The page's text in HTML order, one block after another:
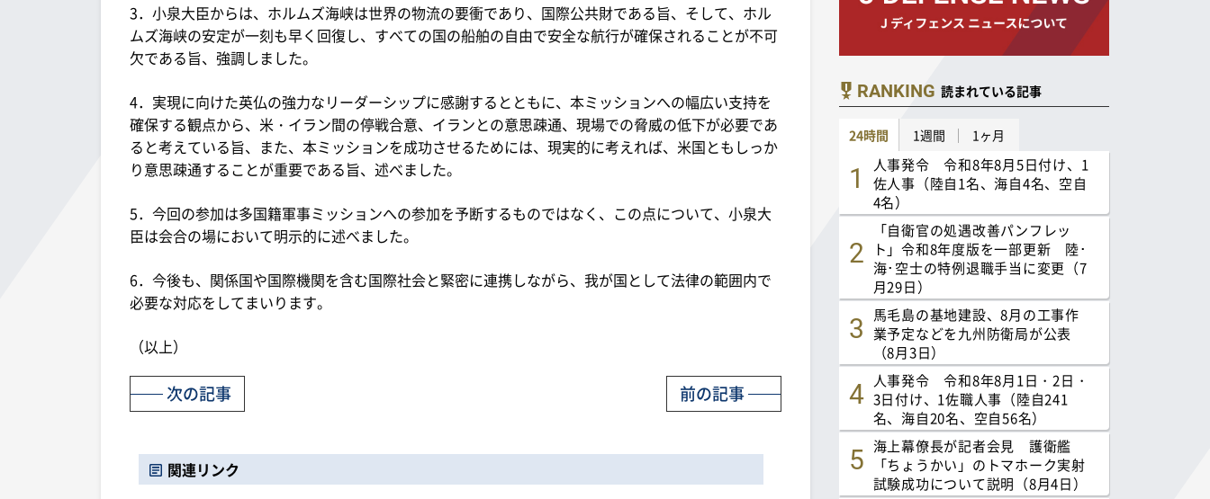
3．小泉大臣からは、ホルムズ海峡は世界の物流の要衝であり、国際公共財である旨、そして、ホル
ムズ海峡の安定が一刻も早く回復し、すべての国の船舶の自由で安全な航行が確保されることが不可
欠である旨、強調しました。
4．実現に向けた英仏の強力なリーダーシップに感謝するとともに、本ミッションへの幅広い支持を
確保する観点から、米・イラン間の停戦合意、イランとの意思疎通、現場での脅威の低下が必要であ
ると考えている旨、また、本ミッションを成功させるためには、現実的に考えれば、米国ともしっか
り意思疎通することが重要である旨、述べました。
5．今回の参加は多国籍軍事ミッションへの参加を予断するものではなく、この点について、小泉大
臣は会合の場において明示的に述べました。
6．今後も、関係国や国際機関を含む国際社会と緊密に連携しながら、我が国として法律の範囲内で
必要な対応をしてまいります。
（以上）
前の記事
次の記事
関連リンク
RANKING 読まれている記事
24時間 1週間 1ヶ月
人事発令 令和8年8月5日付け、1
佐人事（陸自1名、海自4名、空自
4名）
「自衛官の処遇改善パンフレッ
ト」令和8年度版を一部更新 陸･
海･空士の特例退職手当に変更（7
月29日）
馬毛島の基地建設、8月の工事作
業予定などを九州防衛局が公表
（8月3日）
人事発令 令和8年8月1日・2日・
3日付け、1佐職人事（陸自241
名、海自20名、空自56名）
海上幕僚長が記者会見 護衛艦
「ちょうかい」のトマホーク実射
試験成功について説明（8月4日）